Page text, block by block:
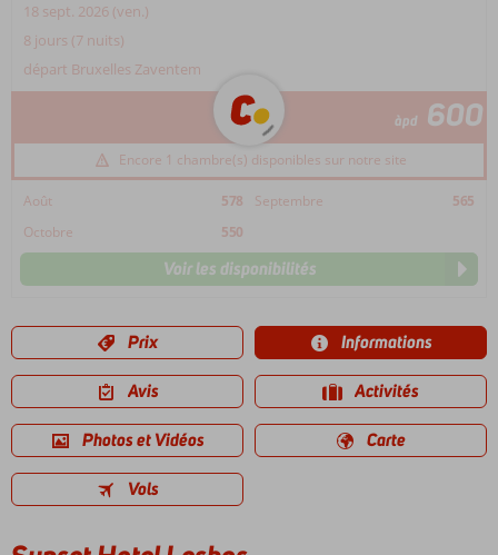
18 sept. 2026 (ven.)
8 jours (7 nuits)
départ Bruxelles Zaventem
àpd 600
Encore 1 chambre(s) disponibles sur notre site
Août 578 Septembre
565
Octobre
550
Voir les disponibilités
Prix Informations
Avis Activités
Photos et Vidéos Carte
Vols